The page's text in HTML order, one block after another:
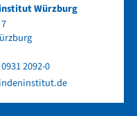
Würzburg
0931 2092-0